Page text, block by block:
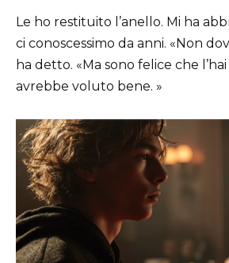
Le ho restituito l’anello. Mi ha
ci conoscessimo da anni. «Non
ha detto. «Ma sono felice che
avrebbe voluto bene. »